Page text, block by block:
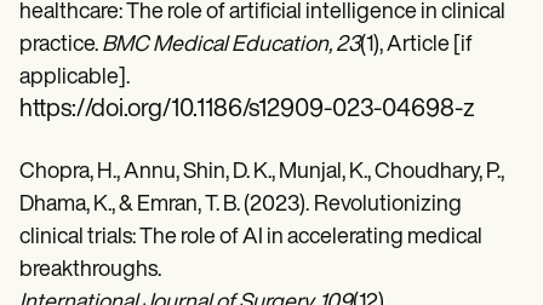
healthcare: The role of artificial intelligence in clinical
practice. BMC Medical Education, 23(1), Article [if
applicable].
https://doi.org/10.1186/s12909-023-04698-z
Chopra, H., Annu, Shin, D. K., Munjal, K., Choudhary, P.,
Dhama, K., & Emran, T. B. (2023). Revolutionizing
clinical trials: The role of AI in accelerating medical
breakthroughs.